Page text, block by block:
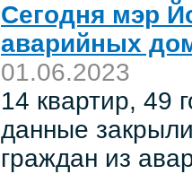
Сегодня мэр
аварийных
01.06.2023
14 квартир, 49
данные
граждан из